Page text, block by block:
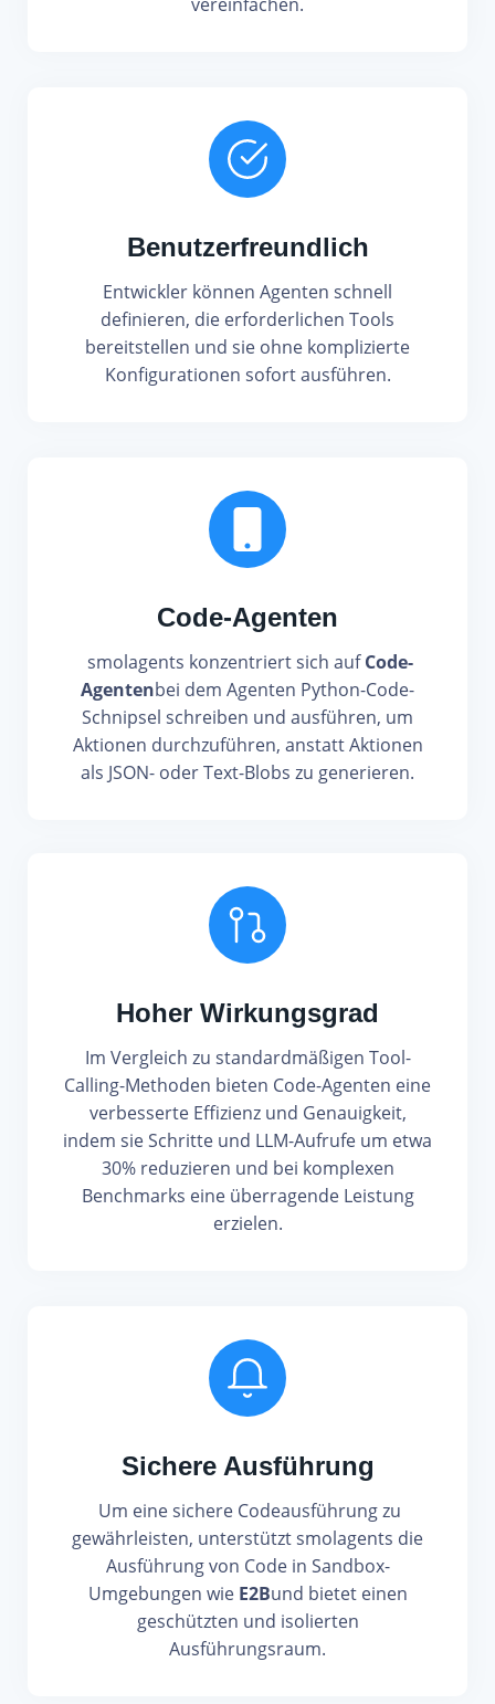
Benutzerfreundlich
Entwickler können Agenten schnell
definieren, die erforderlichen Tools
bereitstellen und sie ohne komplizierte
Konfigurationen sofort ausführen.
Code-Agenten
smolagents konzentriert sich aufCode-
Agentenbei dem Agenten Python-Code-
Schnipsel schreiben und ausführen, um
Aktionen durchzuführen, anstatt Aktionen
als JSON- oder Text-Blobs zu generieren.
Hoher Wirkungsgrad
Im Vergleich zu standardmäßigen Tool-
Calling-Methoden bieten Code-Agenten eine
verbesserte Effizienz und Genauigkeit,
indem sie Schritte und LLM-Aufrufe um etwa
30% reduzieren und bei komplexen
Benchmarks eine überragende Leistung
erzielen.
Sichere Ausführung
Um eine sichere Codeausführung zu
gewährleisten, unterstützt smolagents die
Ausführung von Code in Sandbox-
Umgebungen wie E2Bund bietet einen
geschützten und isolierten
Ausführungsraum.